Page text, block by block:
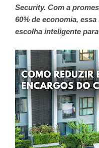
Security. Com a
60% de economia,
escolha inteligente